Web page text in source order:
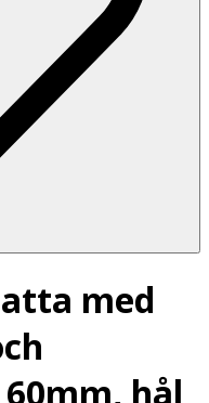
med
hål